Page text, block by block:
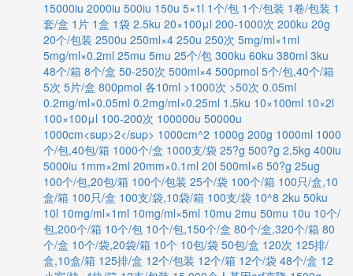
15000iu 2000iu 500iu 150u 5×1l 1个/包 1个/包装 1卷/包装 1
套/盒 1片 1盒 1袋 2.5ku 20×100μl 200-1000次 200ku 20g
20个/包装 2500u 250ml×4 250u 250次 5mg/ml×1ml
5mg/ml×0.2ml 25mu 5mu 25个/包 300ku 60ku 380ml 3ku
48个/箱 8个/盒 50-250次 500ml×4 500pmol 5个/包,40个/箱
5次 5片/盒 800pmol 各10ml >1000次 >50次 0.05ml
0.2mg/ml×0.05ml 0.2mg/ml×0.25ml 1.5ku 10×100ml 10×2l
100×100μl 100-200次 100000u 50000u
1000cm<sup>2</sup> 1000cm^2 1000g 200g 1000ml 1000
个/包,40包/箱 1000个/盒 1000支/袋 25?g 500?g 2.5kg 400iu
5000iu 1mm×2ml 20mm×0.1ml 20l 500ml×6 50?g 25ug
100个/包,20包/箱 100个/包装 25个/袋 100个/箱 100只/盒,10
盒/箱 100只/盒 100支/袋,10袋/箱 100支/袋 10^8 2ku 50ku
10l 10mg/ml×1ml 10mg/ml×5ml 10mu 2mu 50mu 10u 10个/
包,200个/箱 10个/包 10个/包,150个/盒 80个/盒,320个/箱 80
个/盒 10个/袋,20袋/箱 10个 10包/袋 50包/盒 120次 125排/
盒,10盒/箱 125排/盒 12个/包装 12个/箱 12个/袋 48个/盒 12